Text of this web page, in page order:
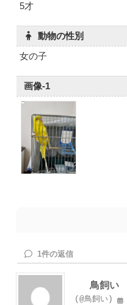
5才
動物の性別
女の子
画像-1
1件の返信
鳥飼い
(@鳥飼い)